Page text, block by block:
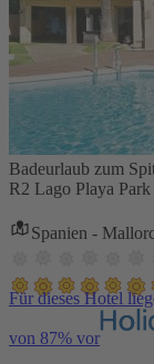
Badeurlaub zum
R2 Lago Playa Park
Spanien -
Für dieses Hotel
von 87% vor